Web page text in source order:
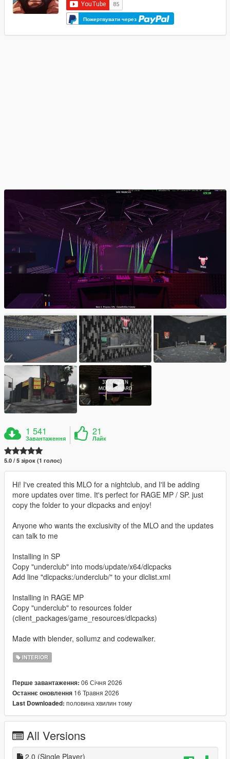
Пожертвувати через
1 541
Завантаження
21
Лайк
5.0 / 5 зірок (1 голос)
Hi! I've created this MLO for a nightclub, and I'll be adding
more updates over time. It's perfect for RAGE MP / SP. just
copy the folder to your dlcpacks and enjoy!
Anyone who wants the exclusivity of the MLO and the updates
can talk to me
Installing in SP
Copy "underclub" into mods/update/x64/dlcpacks
Add line "dlcpacks:/underclub/" to your dlclist.xml
Installing in RAGE MP
Copy "underclub" to resources folder
(client_packages/game_resources/dlcpacks)
Made with blender, sollumz and codewalker.
INTERIOR
Перше завантаження: 06 Січня 2026
Останнє оновлення 16 Травня 2026
Last Downloaded: половина хвилин тому
All Versions
2.0 (Single Player)